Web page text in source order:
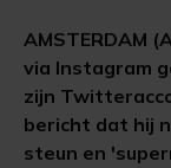
AMSTERDAM
via Instagram
zijn
bericht dat hij
steun en